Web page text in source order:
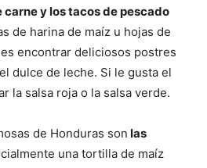
y los tacos de pescado
de harina de maíz u hojas de
encontrar deliciosos postres
dulce de leche. Si le gusta el
la salsa roja o la salsa verde.
de Honduras son las
una tortilla de maíz